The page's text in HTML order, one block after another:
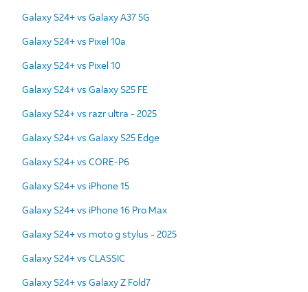
Galaxy S24+ vs Galaxy A37 5G
Galaxy S24+ vs Pixel 10a
Galaxy S24+ vs Pixel 10
Galaxy S24+ vs Galaxy S25 FE
Galaxy S24+ vs razr ultra - 2025
Galaxy S24+ vs Galaxy S25 Edge
Galaxy S24+ vs CORE-P6
Galaxy S24+ vs iPhone 15
Galaxy S24+ vs iPhone 16 Pro Max
Galaxy S24+ vs moto g stylus - 2025
Galaxy S24+ vs CLASSIC
Galaxy S24+ vs Galaxy Z Fold7